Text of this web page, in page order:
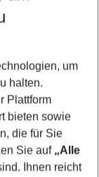
um
halten.
Plattform
bieten sowie
die für Sie
Sie auf „Alle
Ihnen reicht